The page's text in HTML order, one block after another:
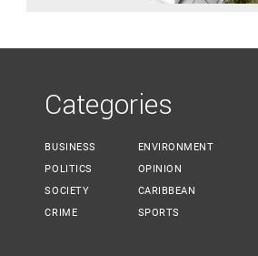
Categories
BUSINESS
POLITICS
SOCIETY
CRIME
ENVIRONMENT
OPINION
CARIBBEAN
SPORTS